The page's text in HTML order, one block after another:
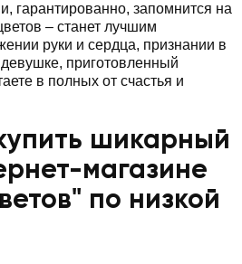
гарантированно, запомнится на
– станет лучшим
руки и сердца, признании в
приготовленный
в полных от счастья и
шикарный
магазине
по низкой